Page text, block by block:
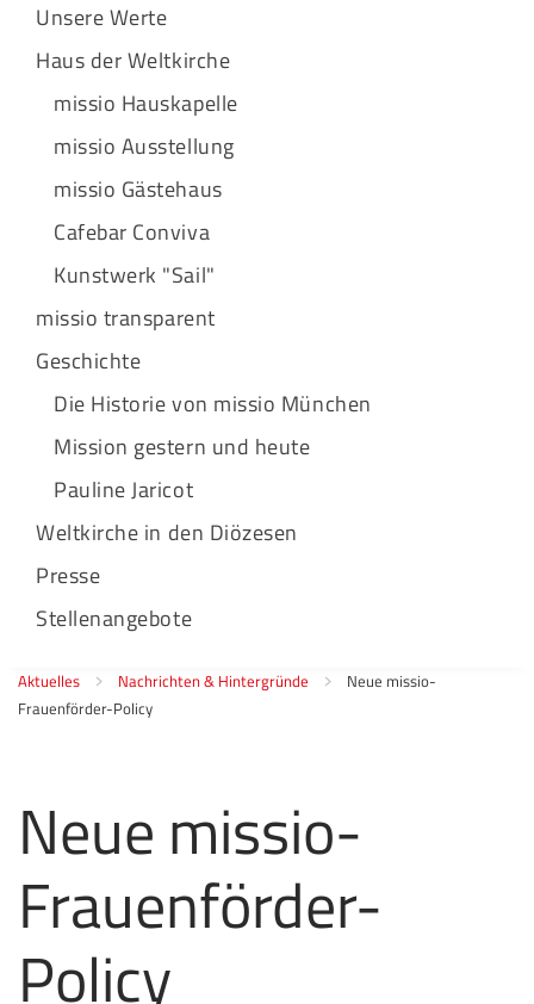
Unsere Werte
Haus der Weltkirche
missio Hauskapelle
missio Ausstellung
missio Gästehaus
Cafebar Conviva
Kunstwerk "Sail"
missio transparent
Geschichte
Die Historie von missio München
Mission gestern und heute
Pauline Jaricot
Weltkirche in den Diözesen
Presse
Stellenangebote
Aktuelles Nachrichten & Hintergründe
Neue missio-
Frauenförder-Policy
Neue missio-
Frauenförder-
Policy